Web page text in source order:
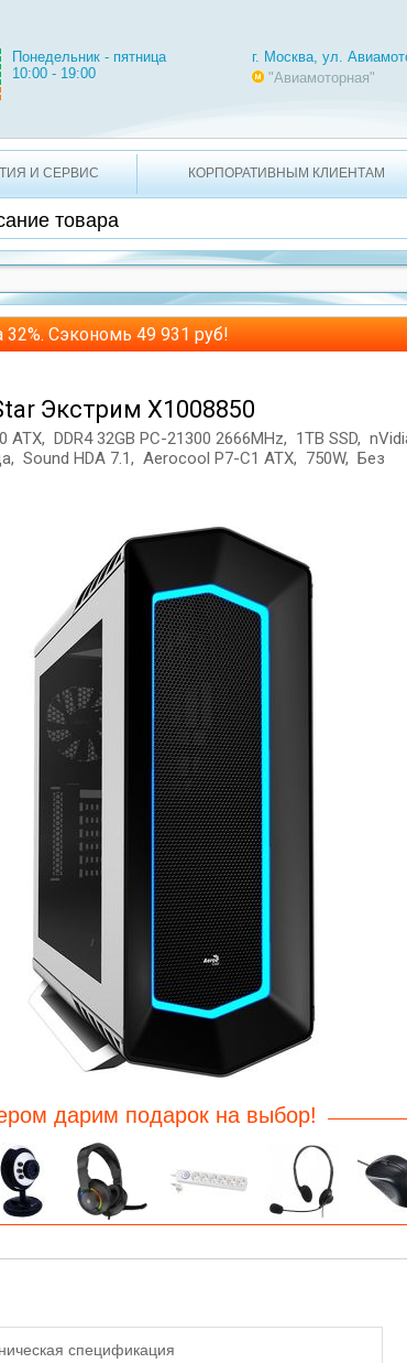
Понедельник - пятница
10:00 - 19:00
г. Москва, ул.
"Авиамоторная"
И СЕРВИС КОРПОРАТИВНЫМ КЛИЕНТАМ
товара
32%. Сэкономь 49 931 руб!
Экстрим X1008850
DDR4 32GB PC-21300 2666MHz, 1TB SSD,
Sound HDA 7.1, Aerocool P7-C1 ATX, 750W, Без
дарим подарок на выбор!
спецификация